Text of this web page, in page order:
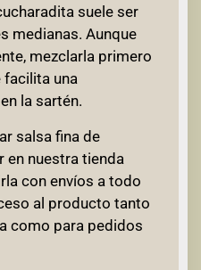
suele ser
medianas. Aunque
mezclarla primero
facilita una
la sartén.
salsa fina de
en nuestra tienda
con envíos a todo
al producto tanto
como para pedidos